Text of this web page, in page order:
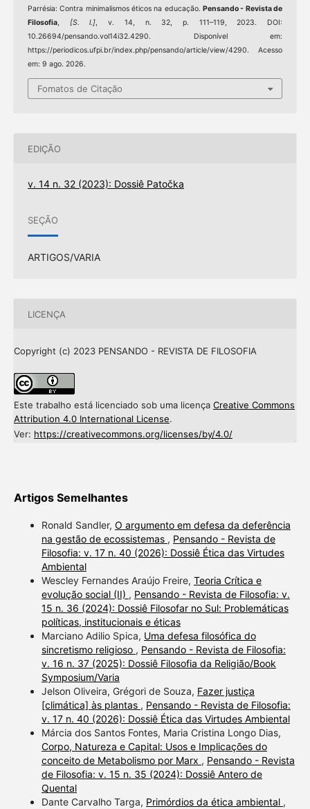
Parrésia: Contra minimalismos éticos na educação.Pensando - Revista de
Filosofia, [S. l.], v. 14, n. 32, p. 111–119, 2023. DOI:
10.26694/pensando.vol14i32.4290. Disponível em:
https://periodicos.ufpi.br/index.php/pensando/article/view/4290. Acesso
em: 9 ago. 2026.
Fomatos de Citação
EDIÇÃO
v. 14 n. 32 (2023): Dossiê Patočka
SEÇÃO
ARTIGOS/VARIA
LICENÇA
Copyright (c) 2023 PENSANDO - REVISTA DE FILOSOFIA
Este trabalho está licenciado sob uma licença Creative Commons
Attribution 4.0 International License.
Ver: https://creativecommons.org/licenses/by/4.0/
Artigos Semelhantes
Ronald Sandler, O argumento em defesa da deferência
na gestão de ecossistemas , Pensando - Revista de
Filosofia: v. 17 n. 40 (2026): Dossiê Ética das Virtudes
Ambiental
Wescley Fernandes Araújo Freire, Teoria Crítica e
evolução social (II) , Pensando - Revista de Filosofia: v.
15 n. 36 (2024): Dossiê Filosofar no Sul: Problemáticas
políticas, institucionais e éticas
Marciano Adilio Spica, Uma defesa filosófica do
sincretismo religioso , Pensando - Revista de Filosofia:
v. 16 n. 37 (2025): Dossiê Filosofia da Religião/Book
Symposium/Varia
Jelson Oliveira, Grégori de Souza, Fazer justiça
[climática] às plantas , Pensando - Revista de Filosofia:
v. 17 n. 40 (2026): Dossiê Ética das Virtudes Ambiental
Márcia dos Santos Fontes, Maria Cristina Longo Dias,
Corpo, Natureza e Capital: Usos e Implicações do
conceito de Metabolismo por Marx , Pensando - Revista
de Filosofia: v. 15 n. 35 (2024): Dossiê Antero de
Quental
Dante Carvalho Targa, Primórdios da ética ambiental ,